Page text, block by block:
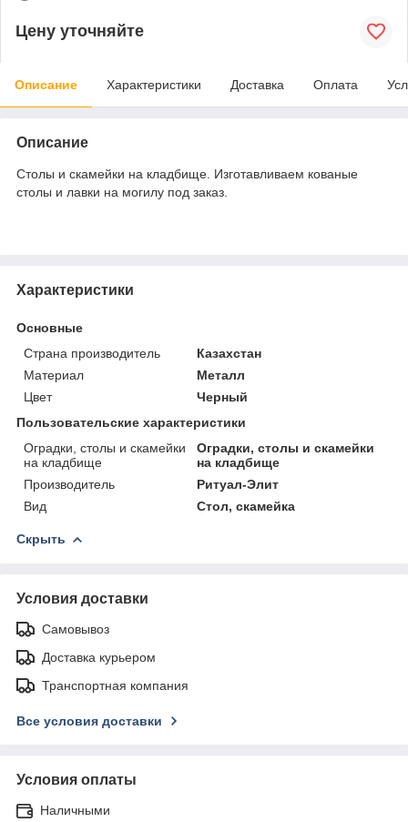
Цену уточняйте
Описание Характеристики Доставка Оплата
Описание
Столы и скамейки на кладбище. Изготавливаем кованые
столы и лавки на могилу под заказ.
Характеристики
Основные
Страна производитель
Казахстан
Материал
Металл
Цвет
Черный
Пользовательские характеристики
Оградки, столы и скамейки
на кладбище
Оградки, столы и скамейки
на кладбище
Производитель
Ритуал-Элит
Вид
Стол, скамейка
Скрыть
Условия доставки
Самовывоз
Доставка курьером
Транспортная компания
Все условия доставки
Условия оплаты
Наличными